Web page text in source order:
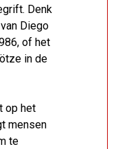
Denk
Diego
of het
in de
op het
mensen
te